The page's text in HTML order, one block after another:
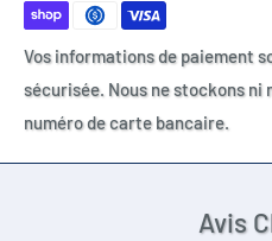
Vos informations de paiement
sécurisée. Nous ne stockons ni
numéro de carte bancaire.
Avis